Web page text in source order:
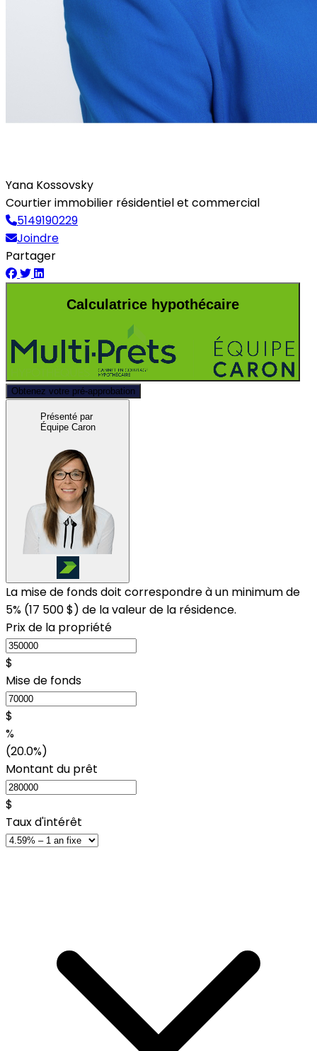
Yana Kossovsky
Courtier immobilier résidentiel et commercial
5149190229
Joindre
Partager
Calculatrice hypothécaire
Obtenez votre pré-approbation
Présenté par
Équipe Caron
La mise de fonds doit correspondre à un minimum de
5% (17 500 $) de la valeur de la résidence.
Prix de la propriété
$
Mise de fonds
$
%
(20.0%)
Montant du prêt
$
Taux d'intérêt